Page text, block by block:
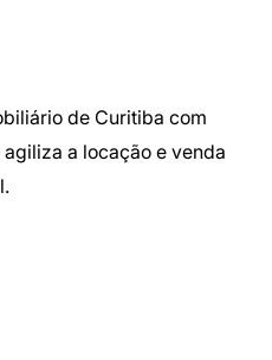
de Curitiba com
a locação e venda